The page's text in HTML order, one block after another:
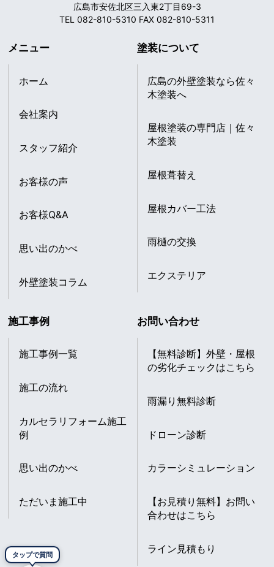
タップで質問
広島市安佐北区三入東2丁目69-3
TEL 082-810-5310 FAX 082-810-5311
メニュー
ホーム
会社案内
スタッフ紹介
お客様の声
お客様Q&A
思い出のかべ
外壁塗装コラム
塗装について
広島の外壁塗装なら佐々
木塗装へ
屋根塗装の専門店｜佐々
木塗装
屋根葺替え
屋根カバー工法
雨樋の交換
エクステリア
施工事例
施工事例一覧
施工の流れ
カルセラリフォーム施工
例
思い出のかべ
ただいま施工中
お問い合わせ
【無料診断】外壁・屋根
の劣化チェックはこちら
雨漏り無料診断
ドローン診断
カラーシミュレーション
【お見積り無料】お問い
合わせはこちら
ライン見積もり